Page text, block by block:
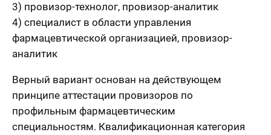
3) провизор-технолог, провизор-аналитик
4) специалист в области управления
фармацевтической организацией, провизор-
аналитик
Верный вариант основан на действующем
принципе аттестации провизоров по
профильным фармацевтическим
специальностям. Квалификационная категория